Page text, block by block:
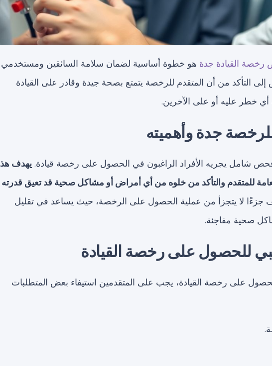
القيادة جدة هو خطوة أساسية لضمان سلامة السائقين ومستخدمي
التأكد من أن المتقدم للرخصة يتمتع بصحة جيدة وقادر على القيادة
خطر عليه أو على الآخرين.
جدة وأهميته
يجريه الأفراد الراغبون في الحصول على رخصة قيادة.يهدف هذا
للمتقدم والتأكد من خلوه من أي أمراض أو مشاكل صحية قد تعيق قدرته
جزءًا لا يتجزأ من عملية الحصول على الرخصة، حيث يساعد في تقليل
صحية مفاجئة.
للحصول على رخصة القيادة
على رخصة القيادة، يجب على المتقدمين استيفاء بعض المتطلبات